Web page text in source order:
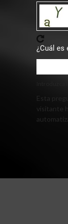
¿Cuál es
Esta
visitante